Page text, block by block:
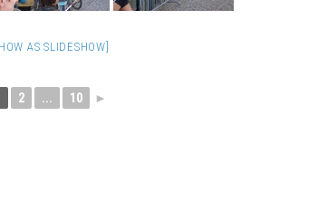
AS SLIDESHOW]
2 ... 10 ►